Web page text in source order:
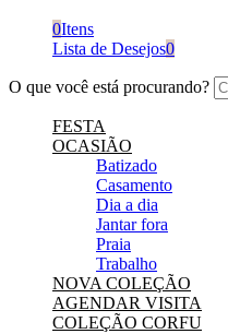
0Itens
Lista de Desejos0
O que você está procurando?
FESTA
OCASIÃO
Batizado
Casamento
Dia a dia
Jantar fora
Praia
Trabalho
NOVA COLEÇÃO
AGENDAR VISITA
COLEÇÃO CORFU